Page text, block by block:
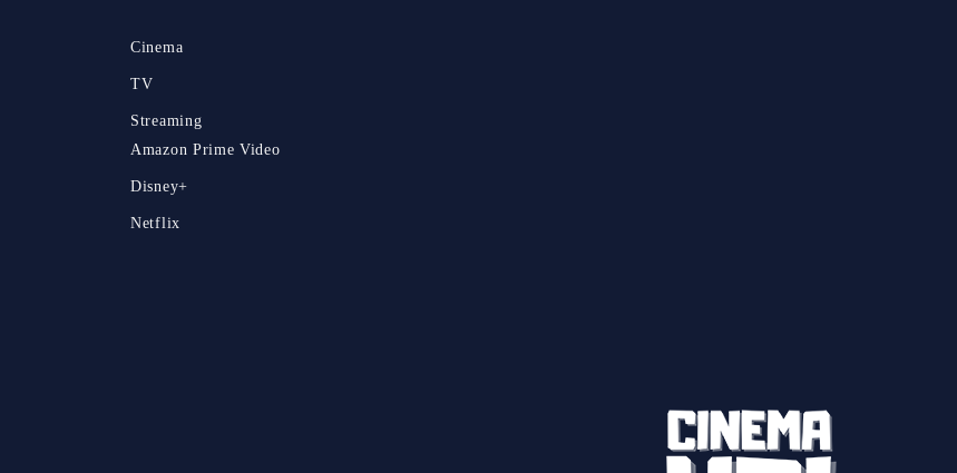
Cinema
TV
Streaming
Amazon Prime Video
Disney+
Netflix